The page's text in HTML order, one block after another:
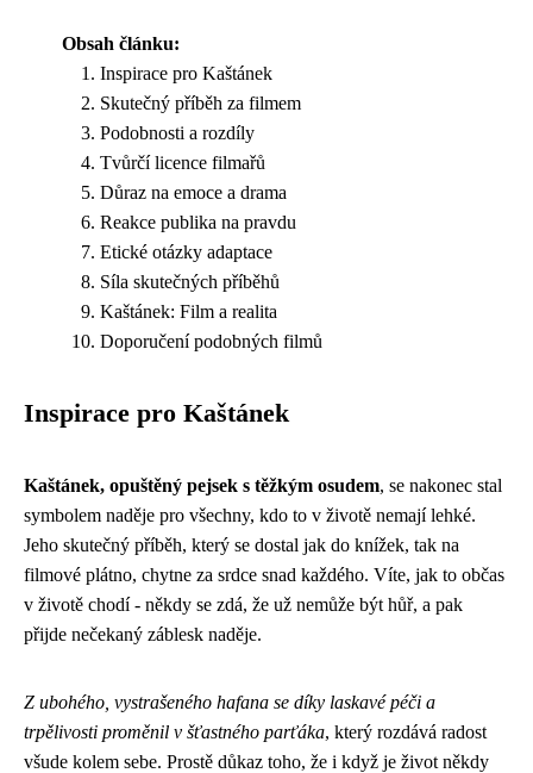
Obsah článku:
Inspirace pro Kaštánek
Skutečný příběh za filmem
Podobnosti a rozdíly
Tvůrčí licence filmařů
Důraz na emoce a drama
Reakce publika na pravdu
Etické otázky adaptace
Síla skutečných příběhů
Kaštánek: Film a realita
Doporučení podobných filmů
Inspirace pro Kaštánek
Kaštánek, opuštěný pejsek s těžkým osudem, se nakonec stal
symbolem naděje pro všechny, kdo to v životě nemají lehké.
Jeho skutečný příběh, který se dostal jak do knížek, tak na
filmové plátno, chytne za srdce snad každého. Víte, jak to občas
v životě chodí - někdy se zdá, že už nemůže být hůř, a pak
přijde nečekaný záblesk naděje.
Z ubohého, vystrašeného hafana se díky laskavé péči a
trpělivosti proměnil v šťastného parťáka, který rozdává radost
všude kolem sebe. Prostě důkaz toho, že i když je život někdy